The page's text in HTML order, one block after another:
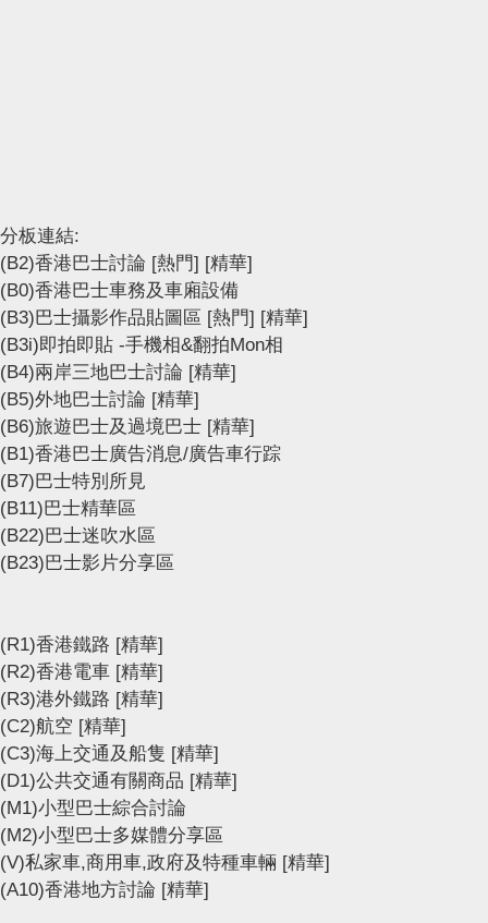
分板連結:
(B2)香港巴士討論 [熱門] [精華]
(B0)香港巴士車務及車廂設備
(B3)巴士攝影作品貼圖區 [熱門] [精華]
(B3i)即拍即貼 -手機相&翻拍Mon相
(B4)兩岸三地巴士討論 [精華]
(B5)外地巴士討論 [精華]
(B6)旅遊巴士及過境巴士 [精華]
(B1)香港巴士廣告消息/廣告車行踪
(B7)巴士特別所見
(B11)巴士精華區
(B22)巴士迷吹水區
(B23)巴士影片分享區
(R1)香港鐵路 [精華]
(R2)香港電車 [精華]
(R3)港外鐵路 [精華]
(C2)航空 [精華]
(C3)海上交通及船隻 [精華]
(D1)公共交通有關商品 [精華]
(M1)小型巴士綜合討論
(M2)小型巴士多媒體分享區
(V)私家車,商用車,政府及特種車輛 [精華]
(A10)香港地方討論 [精華]